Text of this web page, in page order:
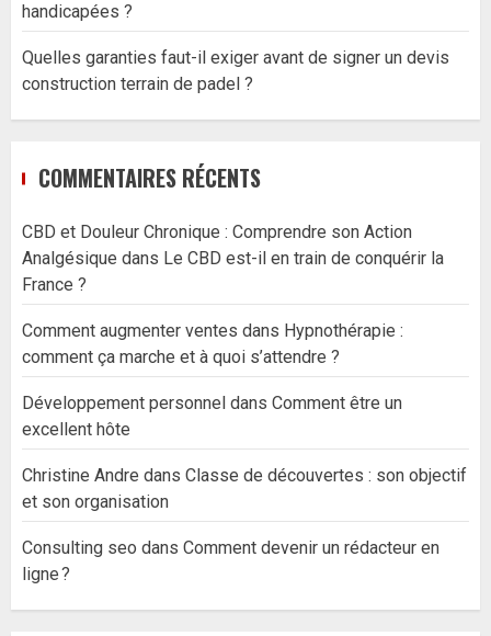
handicapées ?
Quelles garanties faut-il exiger avant de signer un devis
construction terrain de padel ?
COMMENTAIRES RÉCENTS
CBD et Douleur Chronique : Comprendre son Action
Analgésique dans Le CBD est-il en train de conquérir la
France ?
Comment augmenter ventes dans Hypnothérapie :
comment ça marche et à quoi s’attendre ?
Développement personnel dans Comment être un
excellent hôte
Christine Andre dans Classe de découvertes : son objectif
et son organisation
Consulting seo dans Comment devenir un rédacteur en
ligne ?